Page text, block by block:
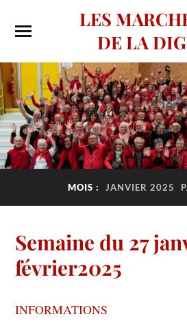
LES
DE LA
MOIS : JANVIER 2025
Semaine du 27
février2025
INFORMATIONS